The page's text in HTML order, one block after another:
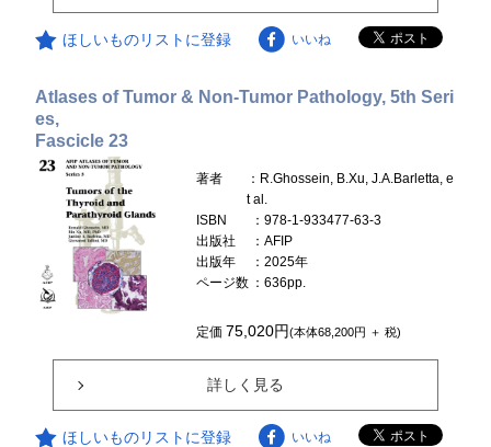
ほしいものリストに登録 いいね
Atlases of Tumor & Non-Tumor Pathology, 5th Seri
es,
Fascicle 23
著者
：R.Ghossein, B.Xu, J.A.Barletta, e
t al.
ISBN
：978-1-933477-63-3
出版社
：AFIP
出版年
：2025年
ページ数 ：636pp.
定価75,020円(本体68,200円 ＋ 税)
詳しく見る
ほしいものリストに登録 いいね